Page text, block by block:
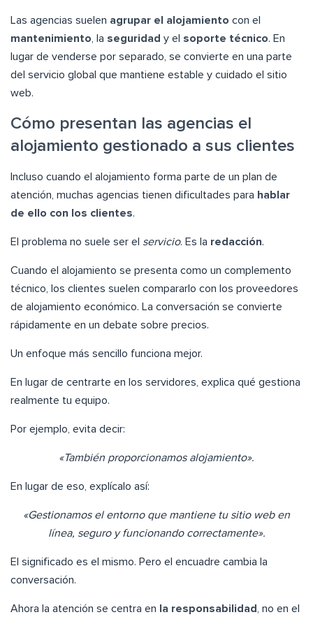
Las agencias suelen agrupar el alojamiento con el
mantenimiento , la seguridad y el soporte técnico. En
lugar de venderse por separado, se convierte en una parte
del servicio global que mantiene estable y cuidado el sitio
web.
Cómo presentan las agencias el
alojamiento gestionado a sus clientes
Incluso cuando el alojamiento forma parte de un plan de
atención, muchas agencias tienen dificultades para hablar
de ello con los clientes.
El problema no suele ser el servicio. Es la redacción.
Cuando el alojamiento se presenta como un complemento
técnico, los clientes suelen compararlo con los proveedores
de alojamiento económico. La conversación se convierte
rápidamente en un debate sobre precios.
Un enfoque más sencillo funciona mejor.
En lugar de centrarte en los servidores, explica qué gestiona
realmente tu equipo.
Por ejemplo, evita decir:
«También proporcionamos alojamiento».
En lugar de eso, explícalo así:
«Gestionamos el entorno que mantiene tu sitio web en
línea, seguro y funcionando correctamente».
El significado es el mismo. Pero el encuadre cambia la
conversación.
Ahora la atención se centra en la responsabilidad
, no en el